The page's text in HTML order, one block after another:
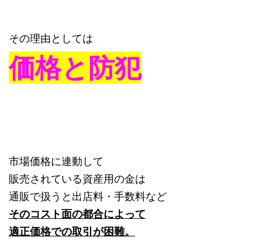
その理由としては
価格と防犯
市場価格に連動して
販売されている資産用の金は
通販で扱うと出店料・手数料など
そのコスト面の都合によって
適正価格での取引が困難。